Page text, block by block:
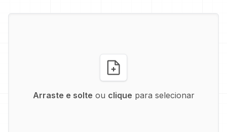
Arraste e solte ou clique para selecionar